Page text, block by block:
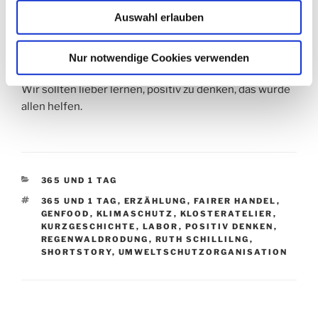
Auswahl erlauben
Nur notwendige Cookies verwenden
würden immer die ganzen Missstände zu erfinden,
dann wäre die Welt wieder in Ordnung. Alle wären
glücklich. Und die Zukunft könne sowieso keiner
aufhalten.
Wir sollten lieber lernen, positiv zu denken, das würde
allen helfen.
KATEGORIEN
365 UND 1 TAG
SCHLAGWÖRTER
365 UND 1 TAG , ERZÄHLUNG , FAIRER HANDEL ,
GENFOOD , KLIMASCHUTZ , KLOSTERATELIER ,
KURZGESCHICHTE , LABOR , POSITIV DENKEN ,
REGENWALDRODUNG , RUTH SCHILLILNG ,
SHORTSTORY, UMWELTSCHUTZORGANISATION